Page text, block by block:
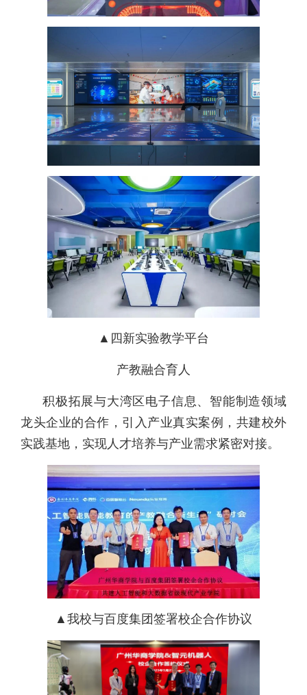
▲四新实验教学平台
产教融合育人
积极拓展与大湾区电子信息、智能制造领域
龙头企业的合作，引入产业真实案例，共建校外
实践基地，实现人才培养与产业需求紧密对接。
▲我校与百度集团签署校企合作协议